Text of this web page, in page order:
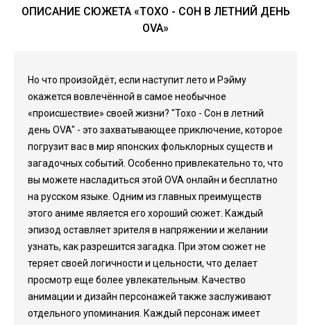
ОПИСАНИЕ СЮЖЕТА «ТОХО - СОН В ЛЕТНИЙ ДЕНЬ
OVA»
Но что произойдёт, если наступит лето и Рэйму
окажется вовлечённой в самое необычное
«происшествие» своей жизни? "Тохо - Сон в летний
день OVA" - это захватывающее приключение, которое
погрузит вас в мир японских фольклорных существ и
загадочных событий. Особенно привлекательно то, что
вы можете насладиться этой OVA онлайн и бесплатно
на русском языке. Одним из главных преимуществ
этого аниме является его хороший сюжет. Каждый
эпизод оставляет зрителя в напряжении и желании
узнать, как разрешится загадка. При этом сюжет не
теряет своей логичности и цельности, что делает
просмотр еще более увлекательным. Качество
анимации и дизайн персонажей также заслуживают
отдельного упоминания. Каждый персонаж имеет